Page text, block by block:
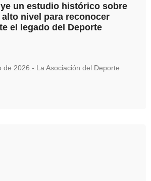
un estudio histórico sobre
nivel para reconocer
el legado del Deporte
de 2026.- La Asociación del Deporte